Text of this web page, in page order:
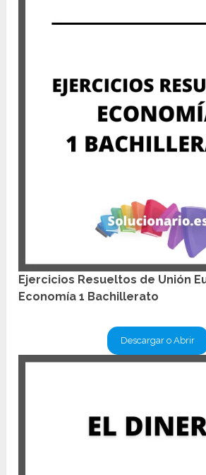
Ejercicios Resueltos de Unión
Economía 1 Bachillerato
Descargar o Abrir